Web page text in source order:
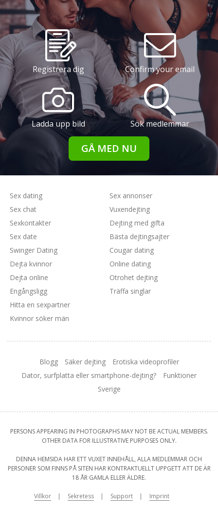
Registrera dig Confirm your email
Ladda upp bild Sök medlemmar
GÅ MED NU
Sex dating
Sex chat
Sexkontakter
Sex date
Swinger Dating
Sex annonser
Vuxendejting
Dejting med gifta
Bästa dejtingsajter
Cougar dating
Dejta kvinnor
Dejta online
Engångsligg
Hitta en sexpartner
Kvinnor söker män
Online dating
Otrohet dejting
Träffa singlar
Blogg Säker dejting
Erotiska videoprofiler
Dator, surfplatta eller smartphone-dejting?
Funktioner
Sverige
PERSONS APPEARING IN PHOTOGRAPHS MAY NOT BE ACTUAL MEMBERS.
OTHER DATA FOR ILLUSTRATIVE PURPOSES ONLY.
DENNA HEMSIDA HAR ETT VUXET INNEHÅLL, ALLA MEDLEMMAR OCH
PERSONER SOM FINNS PÅ SITEN HAR KONTRAKTUELLT UPPGETT ATT DE ÄR
18 ÅR GAMLA ELLER ÄLDRE.
Villkor Sekretess Support Imprint